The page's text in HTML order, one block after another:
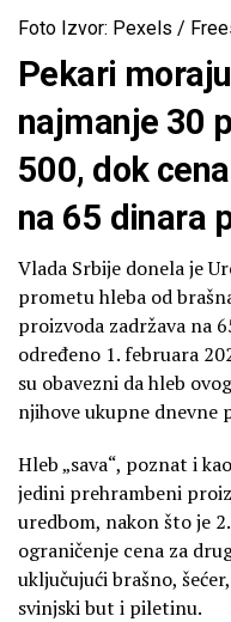
Foto Izvor: Pexels /
Pekari
najmanje 30
500, dok
na 65 dinara
Vlada Srbije donela je
prometu hleba od
proizvoda zadržava na
određeno 1. februara
su obavezni da hleb
njihove ukupne dnevne
Hleb „sava“, poznat i
jedini prehrambeni
uredbom, nakon što je
ograničenje cena za
uključujući brašno,
svinjski but i piletinu.